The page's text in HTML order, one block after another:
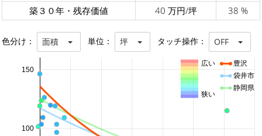
築３０年・残存価値
40 万円/坪 38 %
色分け： 面積 単位： 坪 タッチ操作： OFF
100
150
豊沢
袋井市
静岡県
広い
狭い